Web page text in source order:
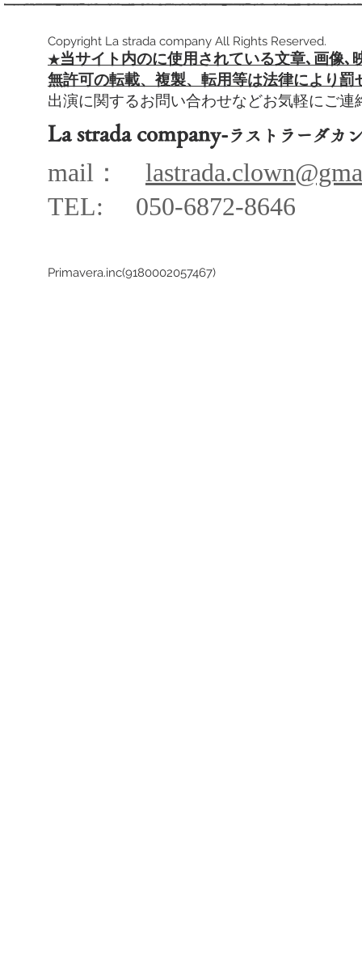
Copyright La strada company All Rights Reserved.
​★当サイト内のに使用されている文章､ 画像､
無許可の転載、複製、転用等は法律により罰
出演に関するお問い合わせなどお気軽にご
La strada company-ラストラーダ
mail：
TEL: 050-6872-8646
Primavera.inc(9180002057467)